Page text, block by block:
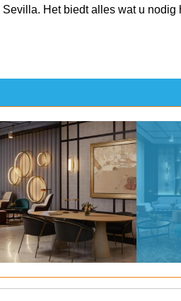
Het biedt alles wat u